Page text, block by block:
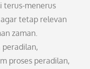
terus-menerus
tetap relevan
zaman.
peradilan,
proses peradilan,